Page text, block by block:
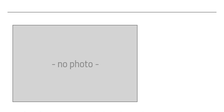
- no photo -